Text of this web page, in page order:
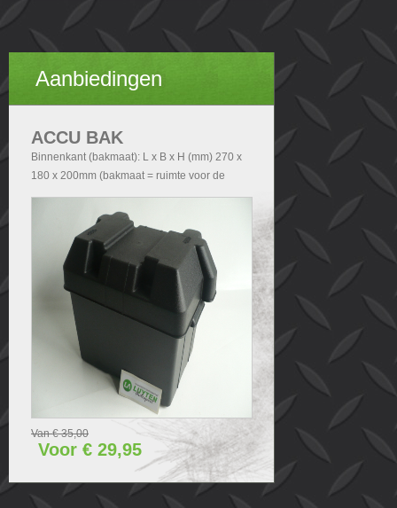
Aanbiedingen
ACCU BAK
Binnenkant (bakmaat): L x B x H (mm) 270 x
180 x 200mm (bakmaat = ruimte voor de
accu). Buitenkant (Totale afmetingen accubak
exclusief deksel): - Zonder handvatten L x B x
H (mm) 290x200x210 - Met handvatten L x B
x H (mm) 340x200x210. Buitenkant (Totale
afmetingen accubak inclusief deksel): L x B x
H (mm) 340x240x280.
Van € 35,00
Voor € 29,95